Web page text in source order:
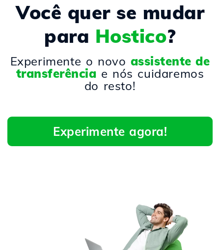
Você quer se mudar
para Hostico?
Experimente o novo assistente de
transferência e nós cuidaremos
do resto!
Experimente agora!